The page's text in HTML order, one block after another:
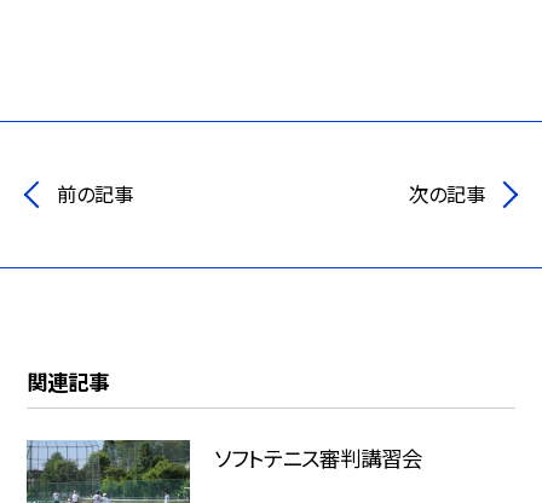
前の記事 次の記事
関連記事
ソフトテニス審判講習会